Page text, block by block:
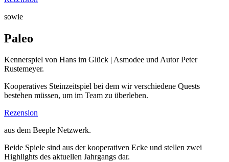
sowie
Paleo
Kennerspiel von Hans im Glück | Asmodee und Autor Peter
Rustemeyer.
Kooperatives Steinzeitspiel bei dem wir verschiedene Quests
bestehen müssen, um im Team zu überleben.
Rezension
aus dem Beeple Netzwerk.
Beide Spiele sind aus der kooperativen Ecke und stellen zwei
Highlights des aktuellen Jahrgangs dar.